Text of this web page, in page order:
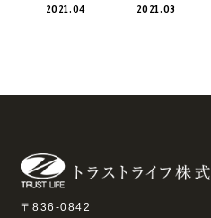
2021.04 2021.03
〒836-0842